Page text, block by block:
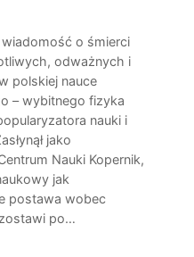
wiadomość o śmierci
odważnych i
polskiej nauce
– wybitnego fizyka
nauki i
jako
Nauki Kopernik,
jak
postawa wobec
po…